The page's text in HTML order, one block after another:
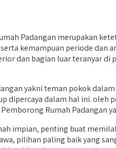
Padangan merupakan
kemampuan periode dan
dan bagian luar teranyar di
yakni teman pokok
dipercaya dalam hal ini. oleh
Rumah Padangan
impian, penting buat
pilihan paling baik yang